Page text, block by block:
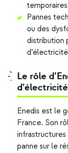
Pannes
ou des
distribution
Le rôle
d’électricité
Enedis est le
France. Son
infrastructures
panne sur le